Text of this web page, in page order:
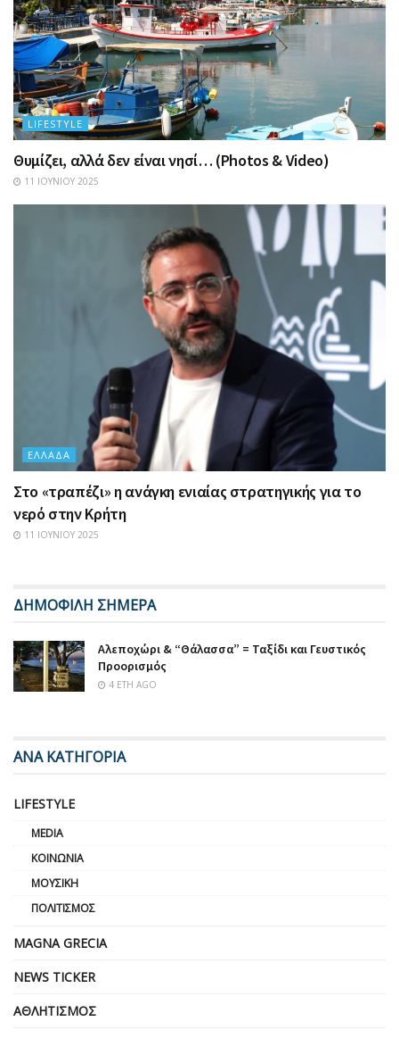
LIFESTYLE
Θυμίζει, αλλά δεν είναι νησί… (Photos & Video)
11 ΙΟΥΝΊΟΥ 2025
ΕΛΛΆΔΑ
Στο «τραπέζι» η ανάγκη ενιαίας στρατηγικής για το
νερό στην Κρήτη
11 ΙΟΥΝΊΟΥ 2025
ΔΗΜΟΦΙΛΗ ΣΗΜΕΡΑ
Αλεποχώρι & “Θάλασσα” = Ταξίδι και Γευστικός
Προορισμός
4 ΈΤΗ AGO
ΑΝΑ ΚΑΤΗΓΟΡΙΑ
LIFESTYLE
MEDIA
ΚΟΙΝΩΝΊΑ
ΜΟΥΣΙΚΉ
ΠΟΛΙΤΙΣΜΌΣ
MAGNA GRECIA
NEWS TICKER
ΑΘΛΗΤΙΣΜΌΣ